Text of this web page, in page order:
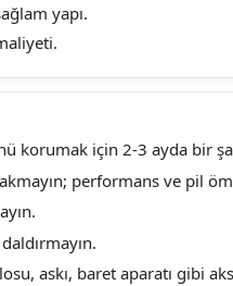
yapı.
korumak için 2-3 ayda bir
performans ve pil
askı, baret aparatı gibi